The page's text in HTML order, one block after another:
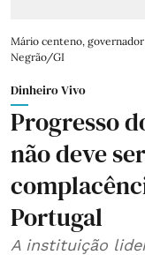
Mário centeno,
Negrão/GI
Dinheiro Vivo
Progresso
não deve
Portugal
A instituição